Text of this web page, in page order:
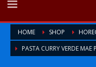
HOME SHOP
PASTA CURRY VERDE MAE